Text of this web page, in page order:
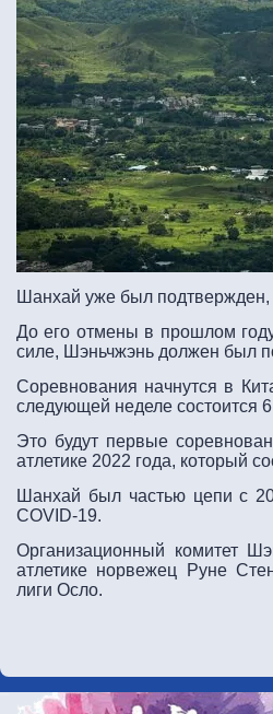
Шанхай уже был подтвержден,
До его отмены в прошлом
силе, Шэньчжэнь должен был
Соревнования начнутся в
следующей неделе состоится
Это будут первые
атлетике 2022 года, который
Шанхай был частью цепи с
COVID-19.
Организационный комитет
атлетике норвежец Руне
лиги Осло.